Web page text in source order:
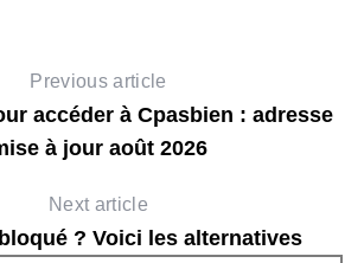
Previous article
accéder à Cpasbien : adresse
à jour août 2026
Next article
? Voici les alternatives